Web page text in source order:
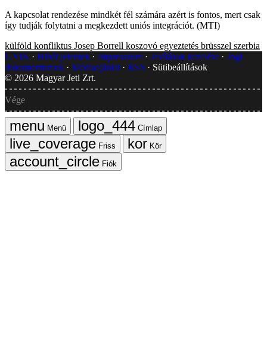
A kapcsolat rendezése mindkét fél számára azért is fontos, mert csak
így tudják folytatni a megkezdett uniós integrációt. (MTI)
külföld konfliktus Josep Borrell koszovó egyeztetés brüsszel szerbia
GYIK
Hibát jelentek Impresszum Javítások kezelése
Jogi
dokumentumok
Médiaajánlat RSS
Sütibeállítások
© 2026 Magyar Jeti Zrt.
Vége
Menü
Címlap
Friss
Kör
Fiók